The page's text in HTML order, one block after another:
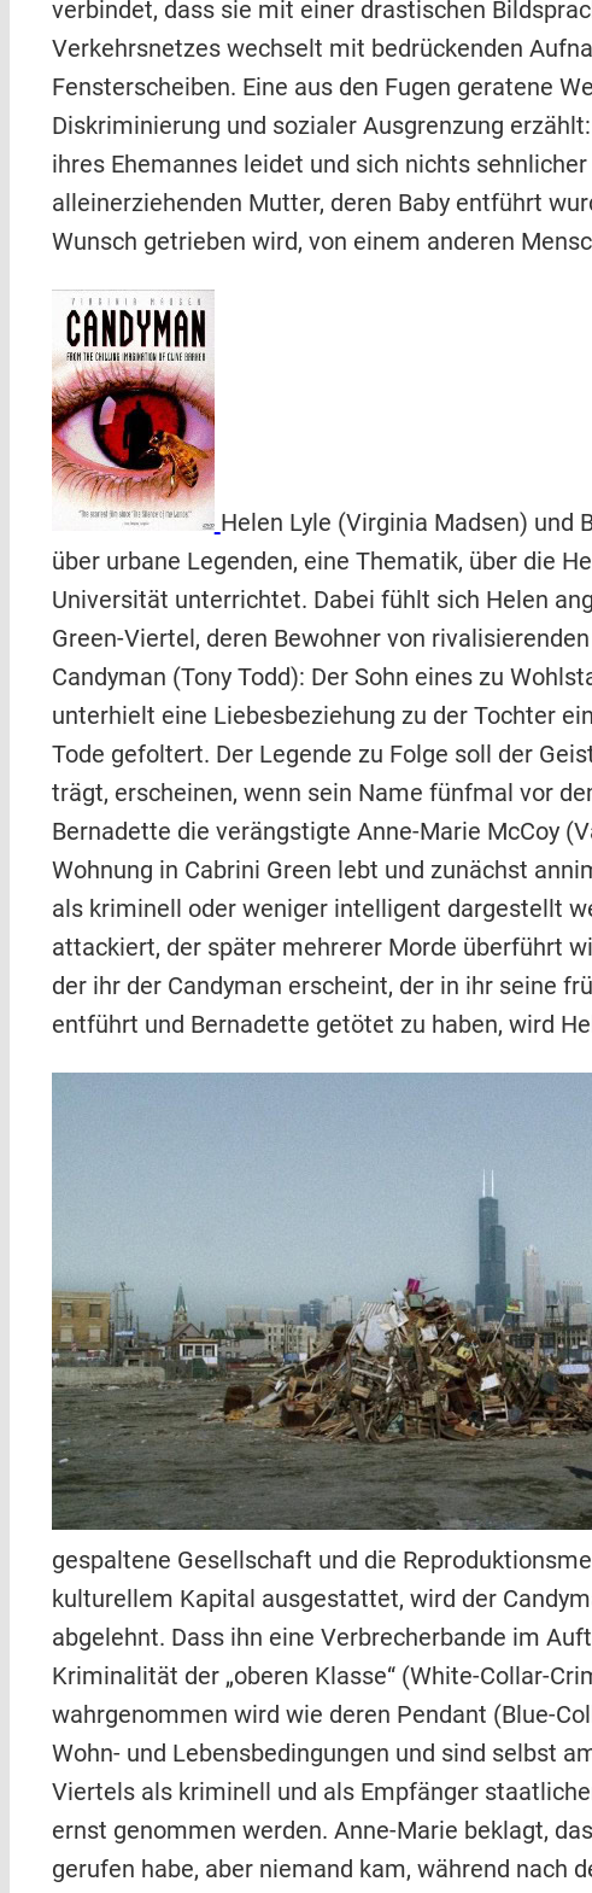
verbindet, dass sie mit einer drastischen
Verkehrsnetzes wechselt mit bedrückenden
Fensterscheiben. Eine aus den Fugen geratene
Diskriminierung und sozialer Ausgrenzung
ihres Ehemannes leidet und sich nichts
alleinerziehenden Mutter, deren Baby entführt
Wunsch getrieben wird, von einem anderen
Helen Lyle (Virginia Madsen) und
über urbane Legenden, eine Thematik, über die
Universität unterrichtet. Dabei fühlt sich Helen
Green-Viertel, deren Bewohner von
Candyman (Tony Todd): Der Sohn eines zu
unterhielt eine Liebesbeziehung zu der Tochter
Tode gefoltert. Der Legende zu Folge soll der
trägt, erscheinen, wenn sein Name fünfmal vor
Bernadette die verängstigte Anne-Marie McCoy
Wohnung in Cabrini Green lebt und zunächst
als kriminell oder weniger intelligent dargestellt
attackiert, der später mehrerer Morde überführt
der ihr der Candyman erscheint, der in ihr seine
entführt und Bernadette getötet zu haben, wird
gespaltene Gesellschaft und die
kulturellem Kapital ausgestattet, wird der
abgelehnt. Dass ihn eine Verbrecherbande im
Kriminalität der „oberen Klasse“ (White-Collar-
wahrgenommen wird wie deren Pendant (Blue-
Wohn- und Lebensbedingungen und sind selbst
Viertels als kriminell und als Empfänger
ernst genommen werden. Anne-Marie beklagt,
gerufen habe, aber niemand kam, während